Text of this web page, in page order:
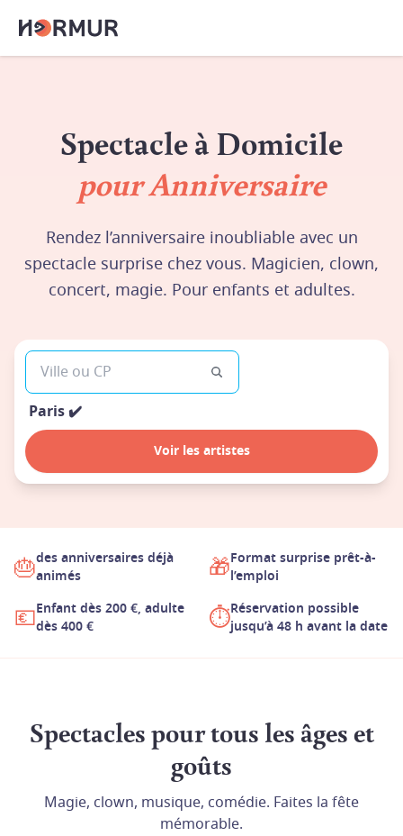
Spectacle à Domicile
pour Anniversaire
Rendez l’anniversaire inoubliable avec un
spectacle surprise chez vous. Magicien, clown,
concert, magie. Pour enfants et adultes.
Paris✔️
Voir les artistes
🎂des anniversaires déjà
animés
🎁Format surprise prêt-à-
l’emploi
💶Enfant dès 200 €, adulte
dès 400 €
⏱️Réservation possible
jusqu’à 48 h avant la date
Spectacles pour tous les âges et
goûts
Magie, clown, musique, comédie. Faites la fête
mémorable.